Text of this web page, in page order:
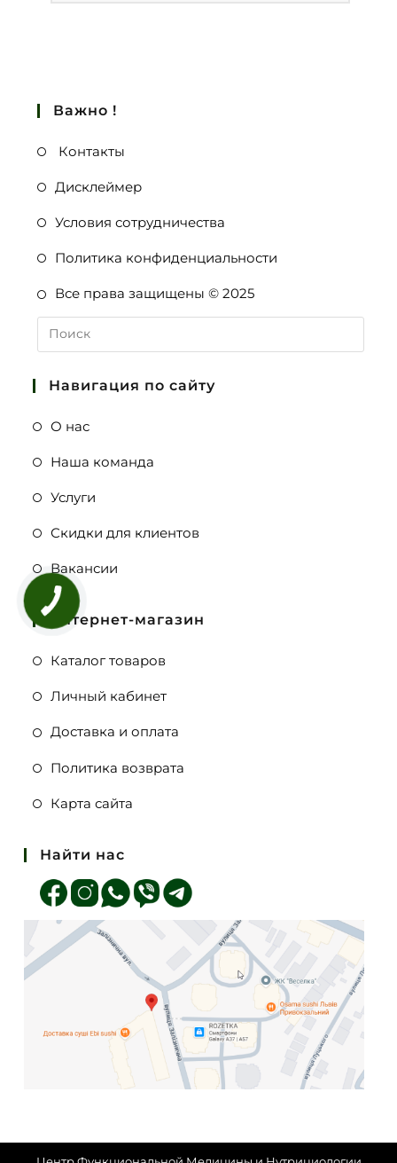
Важно !
Контакты
Дисклеймер
Условия сотрудничества
Политика конфиденциальности
Все права защищены © 2025
Навигация по сайту
О нас
Наша команда
Услуги
Скидки для клиентов
Вакансии
Интернет-магазин
Каталог товаров
Личный кабинет
Доставка и оплата
Политика возврата
Карта сайта
Найти нас